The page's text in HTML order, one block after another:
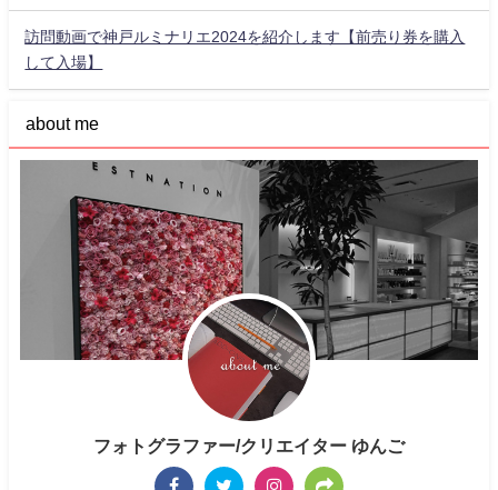
訪問動画で神戸ルミナリエ2024を紹介します【前売り券を購入
して入場】
about me
フォトグラファー/クリエイター ゆんご